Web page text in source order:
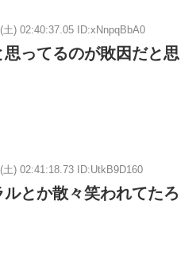
土) 02:40:37.05 ID:xNnpqBbA0
ってるのが敗因だと思
土) 02:41:18.73 ID:UtkB9D160
とか散々笑われてたろ